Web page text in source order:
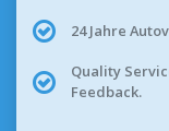
24 Jahre
Quality
Feedback.